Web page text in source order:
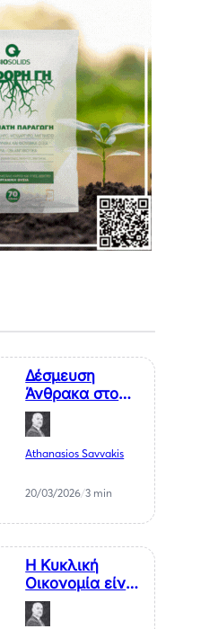
Δέσμευση
Άνθρακα στο
Έδαφος
Athanasios Savvakis
20/03/2026/3 min
Η Κυκλική
Οικονομία είναι
Βιομηχανική
Πολιτική